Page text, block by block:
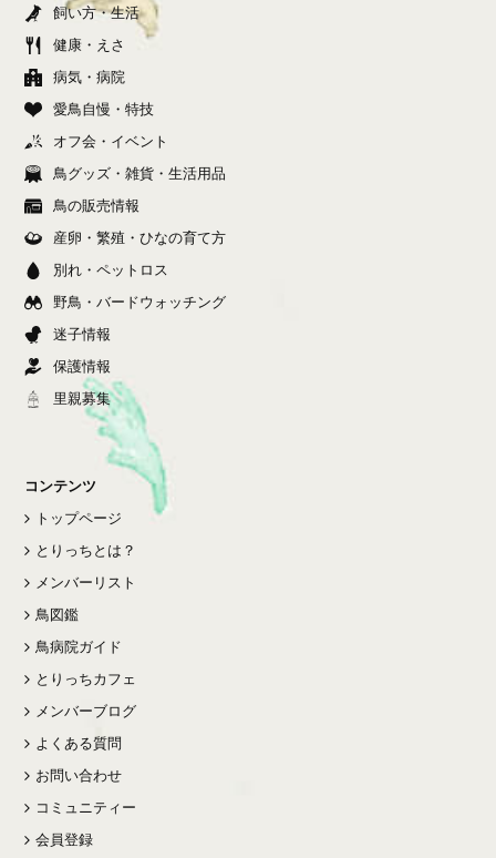
飼い方・生活
健康・えさ
病気・病院
愛鳥自慢・特技
オフ会・イベント
鳥グッズ・雑貨・生活用品
鳥の販売情報
産卵・繁殖・ひなの育て方
別れ・ペットロス
野鳥・バードウォッチング
迷子情報
保護情報
里親募集
コンテンツ
トップページ
とりっちとは？
メンバーリスト
鳥図鑑
鳥病院ガイド
とりっちカフェ
メンバーブログ
よくある質問
お問い合わせ
コミュニティー
会員登録